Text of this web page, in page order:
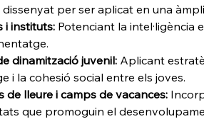
dissenyat per ser aplicat en una
i instituts: Potenciant la intel·ligència
dinamització juvenil: Aplicant
i la cohesió social entre els joves.
de lleure i camps de vacances:
que promoguin el